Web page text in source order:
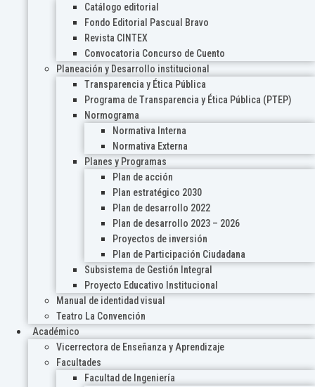
Catálogo editorial
Fondo Editorial Pascual Bravo
Revista CINTEX
Convocatoria Concurso de Cuento
Planeación y Desarrollo institucional
Transparencia y Ética Pública
Programa de Transparencia y Ética Pública (PTEP)
Normograma
Normativa Interna
Normativa Externa
Planes y Programas
Plan de acción
Plan estratégico 2030
Plan de desarrollo 2022
Plan de desarrollo 2023 – 2026
Proyectos de inversión
Plan de Participación Ciudadana
Subsistema de Gestión Integral
Proyecto Educativo Institucional
Manual de identidad visual
Teatro La Convención
Académico
Vicerrectora de Enseñanza y Aprendizaje
Facultades
Facultad de Ingeniería